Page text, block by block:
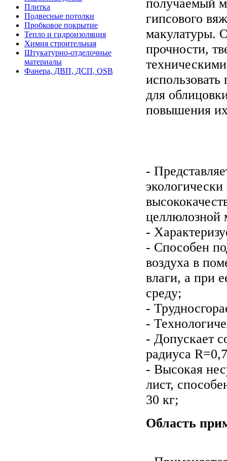
Плитка
Подвесные потолки
Пробковое покрытие
Тепло и гидроизоляция
Химия строительная
Штукатурно-отделочные
материалы
Фанера, ДВП, ДСП, OSB
получаемый
гипсового
макулатуры.
прочности,
для
повышения
-
целлюлозной
-
- Способен
воздуха в
влаги, а при
среду;
-
-
- Допускает
радиуса
- Высокая
лист,
30 кг;
Область